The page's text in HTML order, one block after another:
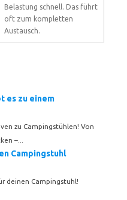
Belastung schnell. Das führt
oft zum kompletten
Austausch.
es zu einem
zu Campingstühlen! Von
–...
Campingstuhl
deinen Campingstuhl!